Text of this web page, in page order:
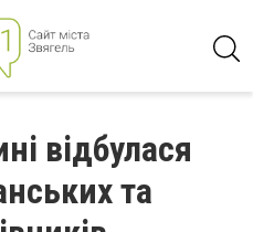
відбулася
та